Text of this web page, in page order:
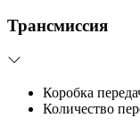
Трансмиссия
Коробка
Количество